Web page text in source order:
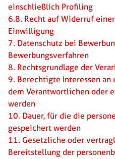
einschließlich Profiling
6.8. Recht auf Widerruf
Einwilligung
7. Datenschutz bei
Bewerbungsverfahren
8. Rechtsgrundlage der
9. Berechtigte Interessen an
dem Verantwortlichen oder
werden
10. Dauer, für die die
gespeichert werden
11. Gesetzliche oder
Bereitstellung der